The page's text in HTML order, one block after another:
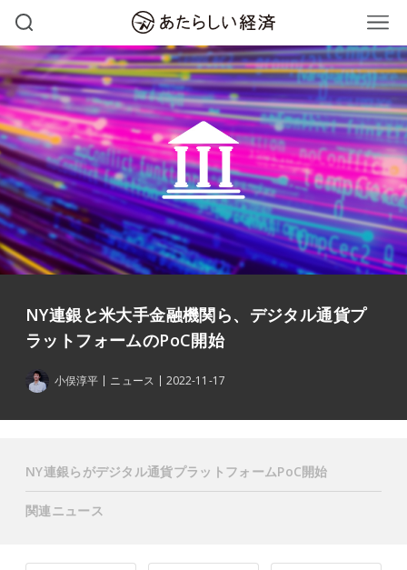
NY連銀と米大手金融機関ら、デジタル通貨プ
ラットフォームのPoC開始
小俣淳平 ニュース 2022-11-17
NY連銀らがデジタル通貨プラットフォームPoC開始
関連ニュース